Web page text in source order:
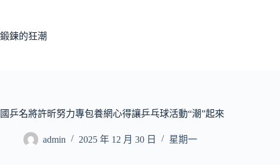
主
鍛鍊的狂潮
國乒名將許昕努力專包養網心得讓乒乓球活動“潮”起來
admin 2025 年 12 月 30 日 星期一